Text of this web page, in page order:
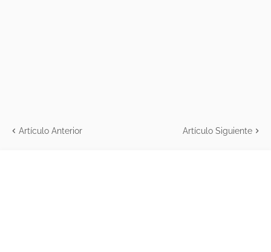
Artículo Anterior Artículo Siguiente